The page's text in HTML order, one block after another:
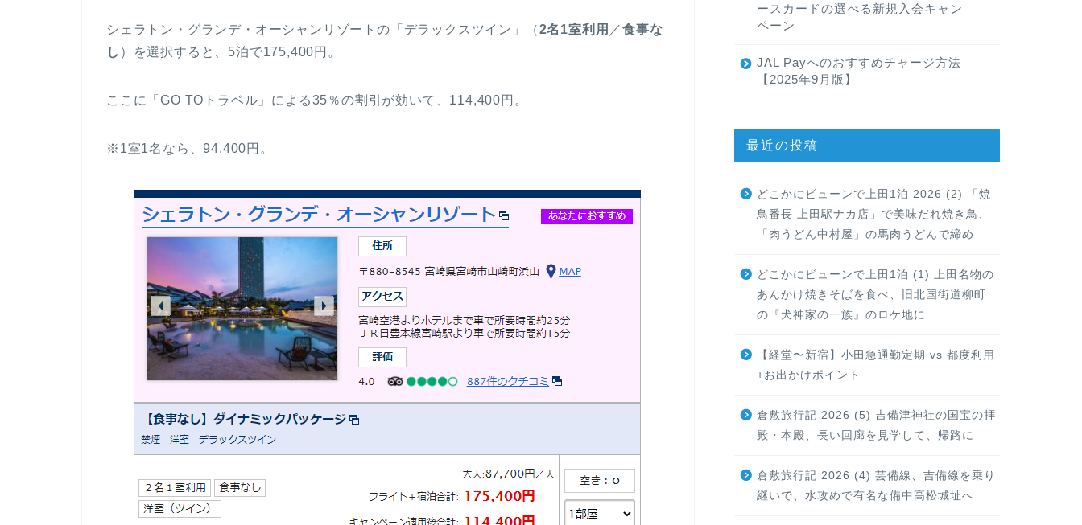
シェラトン・グランデ・オーシャンリゾートの「デラックスツイン」（2名1室利用 ／食事な
し ）を選択すると、5泊で175,400円。
ここに「GO TOトラベル」による35％の割引が効いて、114,400円。
※1室1名なら、94,400円。
ースカードの選べる新規入会キャン
ペーン
JAL Payへのおすすめチャージ方法
【2025年9月版】
最近の投稿
どこかにビューンで上田1泊 2026 (2) 「焼
鳥番長 上田駅ナカ店」で美味だれ焼き鳥、
「肉うどん中村屋」の馬肉うどんで締め
どこかにビューンで上田1泊 (1) 上田名物の
あんかけ焼きそばを食べ、旧北国街道柳町
の『犬神家の一族』のロケ地に
【経堂〜新宿】小田急通勤定期 vs 都度利用
+お出かけポイント
倉敷旅行記 2026 (5) 吉備津神社の国宝の拝
殿・本殿、長い回廊を見学して、帰路に
倉敷旅行記 2026 (4) 芸備線、吉備線を乗り
継いで、水攻めで有名な備中高松城址へ